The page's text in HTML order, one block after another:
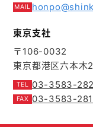
東京支社
〒106-0032
東京都港区六本木
03-3583-
03-3583-